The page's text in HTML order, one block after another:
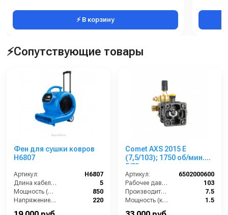
⚡ В корзину
⚡Сопутствующие товары
Фен для сушки ковров
H6807
Артикул:
H6807
Длина кабеля (м):
5
Мощность (Вт):
850
Напряжение (В):
220
Comet AXS 2015 E
(7,5/103); 1750 об/мин.
5/8” п.в.
Артикул:
6502000600
Рабочее давление (бар):
103
Производительность (л/мин):
7.5
Мощность (кВт):
1.5
Обороты двигателя (об/мин):